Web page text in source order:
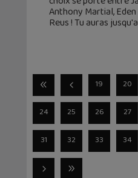
Anthony Martial,
Reus ! Tu auras
19 20
24 25 26 27
31 32 33 34